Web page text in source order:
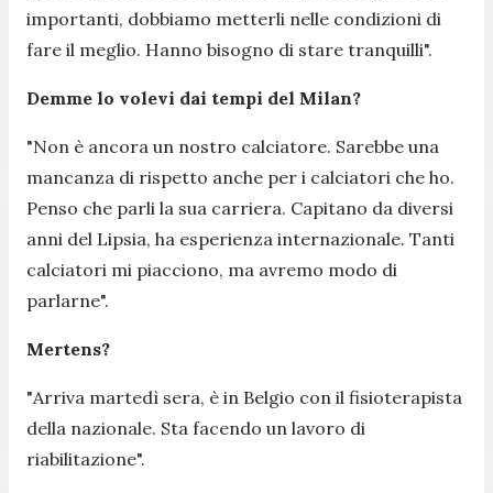
importanti, dobbiamo metterli nelle condizioni di
fare il meglio. Hanno bisogno di stare tranquilli".
Demme lo volevi dai tempi del Milan?
"Non è ancora un nostro calciatore. Sarebbe una
mancanza di rispetto anche per i calciatori che ho.
Penso che parli la sua carriera. Capitano da diversi
anni del Lipsia, ha esperienza internazionale. Tanti
calciatori mi piacciono, ma avremo modo di
parlarne".
Mertens?
"Arriva martedì sera, è in Belgio con il fisioterapista
della nazionale. Sta facendo un lavoro di
riabilitazione".